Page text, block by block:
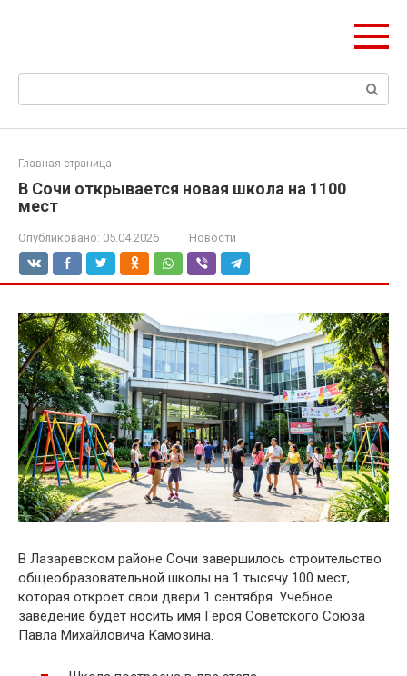
Поиск:
Главная страница
В Сочи открывается новая школа на 1100
мест
Опубликовано: 05.04.2026 Новости
В Лазаревском районе Сочи завершилось строительство
общеобразовательной школы на 1 тысячу 100 мест,
которая откроет свои двери 1 сентября. Учебное
заведение будет носить имя Героя Советского Союза
Павла Михайловича Камозина.